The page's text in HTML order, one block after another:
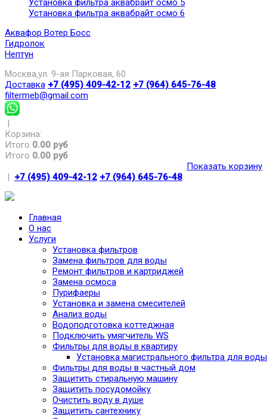
Установка фильтра аквабрайт осмо 5
Установка фильтра аквабрайт осмо 6
Аквафор Вотер Босс
Гидролок
Нептун
Москва,ул. 9-ая Парковая, 60
Доставка +7 (495) 409-42-12 +7 (964) 645-76-48
filtermeb@gmail.com
|
Корзина:
Итого 0.00 руб
Итого 0.00 руб
Показать корзину
| +7 (495) 409-42-12 +7 (964) 645-76-48
Главная
О нас
Услуги
Установка фильтров
Замена фильтров для воды
Ремонт фильтров и картриджей
Замена осмоса
Пурифаеры
Установка и замена смесителей
Анализ воды
Водоподготовка коттеджная
Подключить умягчитель WS
Фильтры для воды в квартиру
Установка магистрального фильтра для воды
Фильтры для воды в частный дом
Защитить стиральную машину
Защитить посудомойку
Очистить воду в душе
Защитить сантехнику